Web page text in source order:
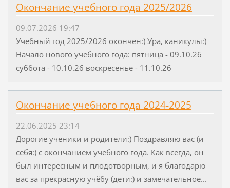
Окончание учебного года 2025/2026
09.07.2026 19:47
Учебный год 2025/2026 окончен:) Ура, каникулы:)
Начало нового учебного года: пятница - 09.10.26
суббота - 10.10.26 воскресенье - 11.10.26
Окончание учебного года 2024-2025
22.06.2025 23:14
Дорогие ученики и родители:) Поздравляю вас (и
себя:) с окончанием учебного года. Как всегда, он
был интересным и плодотворным, и я благодарю
вас за прекрасную учёбу (дети:) и замечательное...